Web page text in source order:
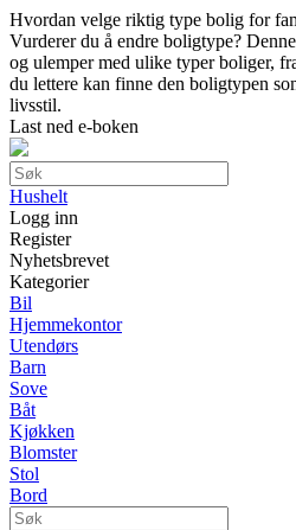
Hvordan velge riktig type bolig for
Vurderer du å endre boligtype?
og ulemper med ulike typer boliger,
du lettere kan finne den boligtypen
livsstil.
Last ned e-boken
Hushelt
Logg inn
Register
Nyhetsbrevet
Kategorier
Bil
Hjemmekontor
Utendørs
Barn
Sove
Båt
Kjøkken
Blomster
Stol
Bord